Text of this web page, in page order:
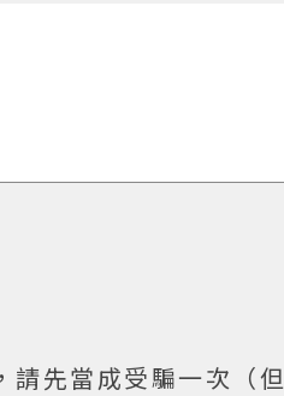
請先當成受騙一次（但